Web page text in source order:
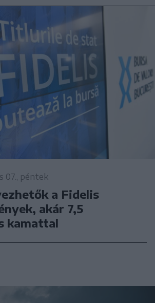
07., péntek
a Fidelis
akár 7,5
kamattal